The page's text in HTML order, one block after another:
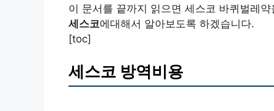
이 문서를 끝까지 읽으면 세스코 바퀴벌레
세스코에대해서 알아보도록 하겠습니다.
[toc]
세스코 방역비용